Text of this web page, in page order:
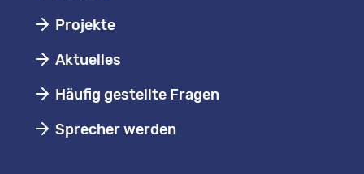
Projekte
Aktuelles
Häufig gestellte Fragen
Sprecher werden